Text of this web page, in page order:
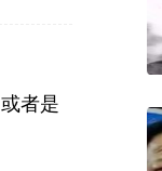
者是